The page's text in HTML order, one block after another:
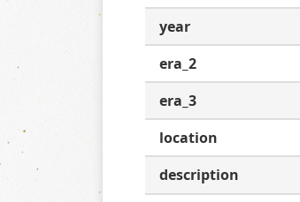
year
era_2
era_3
location
description